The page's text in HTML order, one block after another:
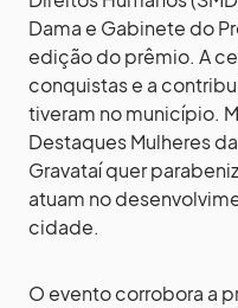
Dama e Gabinete do
edição do prêmio. A
conquistas e a
tiveram no município.
Destaques Mulheres
Gravataí quer
atuam no
cidade.
O evento corrobora a